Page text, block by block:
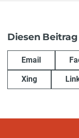
Diesen
Email
Xing